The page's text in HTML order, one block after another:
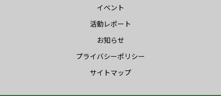
イベント
活動レポート
お知らせ
プライバシーポリシー
サイトマップ